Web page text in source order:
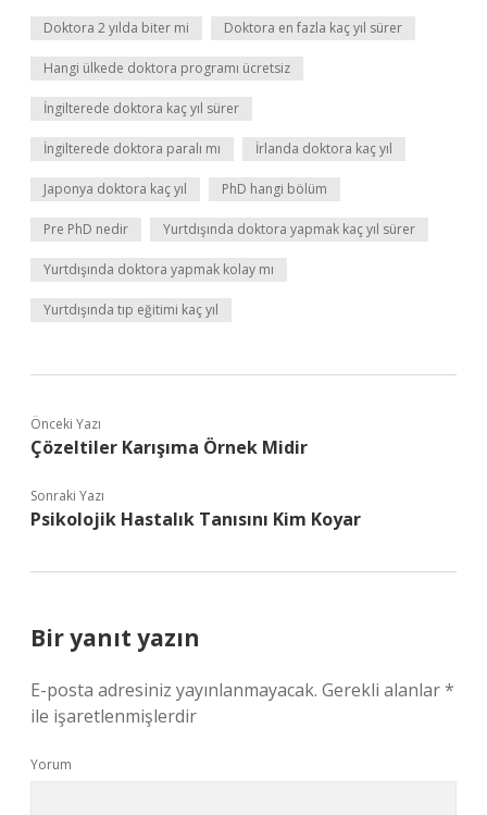
Doktora 2 yılda biter mi Doktora en fazla kaç yıl sürer
Hangi ülkede doktora programı ücretsiz
İngilterede doktora kaç yıl sürer
İngilterede doktora paralı mı İrlanda doktora kaç yıl
Japonya doktora kaç yıl PhD hangi bölüm
Pre PhD nedir Yurtdışında doktora yapmak kaç yıl sürer
Yurtdışında doktora yapmak kolay mı
Yurtdışında tıp eğitimi kaç yıl
Önceki Yazı
Çözeltiler Karışıma Örnek Midir
Sonraki Yazı
Psikolojik Hastalık Tanısını Kim Koyar
Bir yanıt yazın
E-posta adresiniz yayınlanmayacak. Gerekli alanlar*
ile işaretlenmişlerdir
Yorum